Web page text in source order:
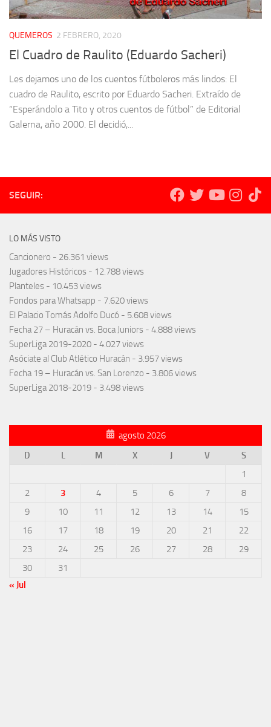
QUEMEROS 2 FEBRERO, 2020
El Cuadro de Raulito (Eduardo Sacheri)
Les dejamos uno de los cuentos fútboleros más lindos: El
cuadro de Raulito, escrito por Eduardo Sacheri. Extraído de
“Esperándolo a Tito y otros cuentos de fútbol” de Editorial
Galerna, año 2000. El decidió,...
SEGUIR:
LO MÁS VISTO
Cancionero - 26.361 views
Jugadores Históricos - 12.788 views
Planteles - 10.453 views
Fondos para Whatsapp - 7.620 views
El Palacio Tomás Adolfo Ducó - 5.608 views
Fecha 27 – Huracán vs. Boca Juniors - 4.888 views
SuperLiga 2019-2020 - 4.027 views
Asóciate al Club Atlético Huracán - 3.957 views
Fecha 19 – Huracán vs. San Lorenzo - 3.806 views
SuperLiga 2018-2019 - 3.498 views
agosto 2026
D
L M X J V
S
1
2
3 4 5 6 7
8
9
10 11 12 13 14
15
16
17 18 19 20 21
22
23
24 25 26 27 28
29
30
31
« Jul